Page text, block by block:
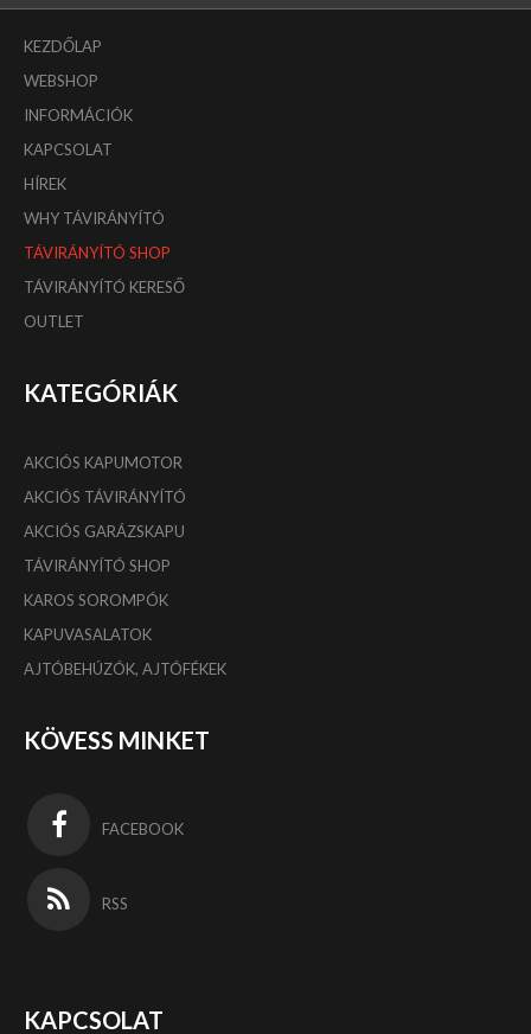
KEZDŐLAP
WEBSHOP
INFORMÁCIÓK
KAPCSOLAT
HÍREK
WHY TÁVIRÁNYÍTÓ
TÁVIRÁNYÍTÓ SHOP
TÁVIRÁNYÍTÓ KERESŐ
OUTLET
KATEGÓRIÁK
AKCIÓS KAPUMOTOR
AKCIÓS TÁVIRÁNYÍTÓ
AKCIÓS GARÁZSKAPU
TÁVIRÁNYÍTÓ SHOP
KAROS SOROMPÓK
KAPUVASALATOK
AJTÓBEHÚZÓK, AJTÓFÉKEK
KÖVESS MINKET
FACEBOOK
RSS
KAPCSOLAT